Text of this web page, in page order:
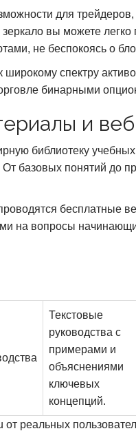
для
вы можете легко
не беспокоясь о
спектру
бинарными
и
библиотеку
базовых понятий до
бесплатные
на вопросы
Текстовые
руководства с
примерами и
объяснениями
ключевых
концепций.
от реальных